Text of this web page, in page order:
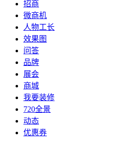
招商
微商机
人物工长
效果图
问答
品牌
展会
商城
我要装修
720全景
动态
优惠券